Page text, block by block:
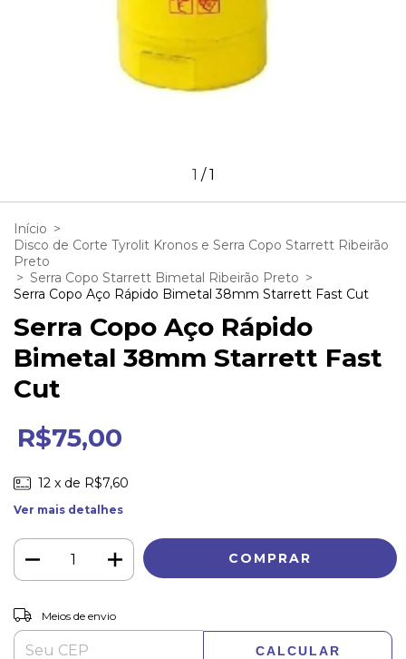
1 /1
Início >
Disco de Corte Tyrolit Kronos e Serra Copo Starrett Ribeirão
Preto
> Serra Copo Starrett Bimetal Ribeirão Preto >
Serra Copo Aço Rápido Bimetal 38mm Starrett Fast Cut
Serra Copo Aço Rápido
Bimetal 38mm Starrett Fast
Cut
R$75,00
12 x de R$7,60
Ver mais detalhes
Entregas para o CEP:
Meios de envio
CALCULAR